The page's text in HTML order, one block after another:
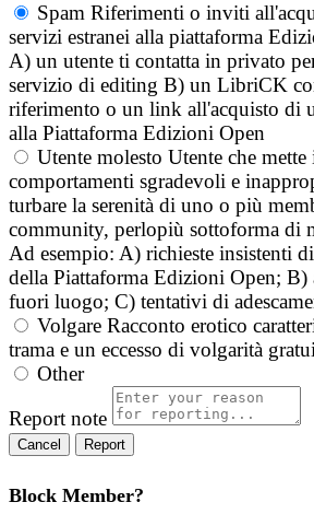
Spam Riferimenti o inviti
servizi estranei alla piattaforma
A) un utente ti contatta in privato
servizio di editing B) un LibriCK
riferimento o un link all'acquisto di
alla Piattaforma Edizioni Open
Utente molesto Utente che mette
comportamenti sgradevoli e
turbare la serenità di uno o più
community, perlopiù sottoforma di
Ad esempio: A) richieste insistenti
della Piattaforma Edizioni Open; B)
fuori luogo; C) tentativi di
Volgare Racconto erotico
trama e un eccesso di volgarità
Other
Report note
Report
Block Member?